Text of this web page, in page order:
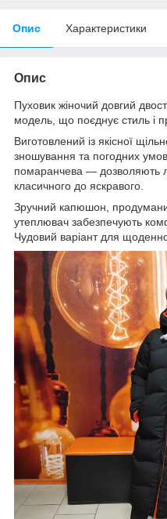
Опис Характеристики
Опис
Пуховик жіночий довгий
модель, що поєднує стиль і
Виготовлений із якісної
зношування та погодних
помаранчева — дозволяють
класичного до яскравого.
Зручний капюшон,
утеплювач забезпечують
Чудовий варіант для